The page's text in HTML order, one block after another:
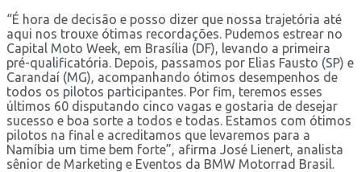
“É hora de decisão e posso dizer que nossa trajetória até
aqui nos trouxe ótimas recordações. Pudemos estrear no
Capital Moto Week, em Brasília (DF), levando a primeira
pré-qualificatória. Depois, passamos por Elias Fausto (SP) e
Carandaí (MG), acompanhando ótimos desempenhos de
todos os pilotos participantes. Por fim, teremos esses
últimos 60 disputando cinco vagas e gostaria de desejar
sucesso e boa sorte a todos e todas. Estamos com ótimos
pilotos na final e acreditamos que levaremos para a
Namíbia um time bem forte”, afirma José Lienert, analista
sênior de Marketing e Eventos da BMW Motorrad Brasil.